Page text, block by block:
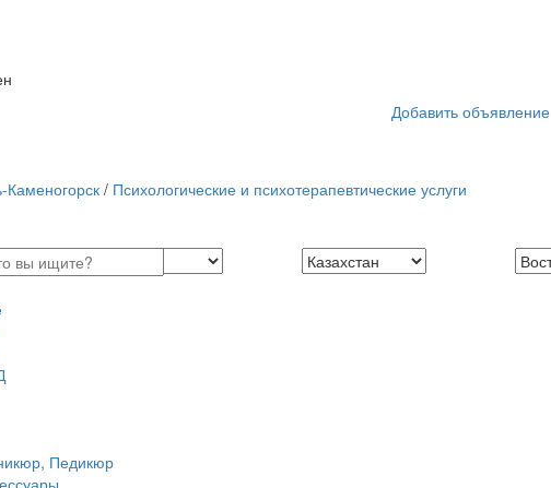
Добавить объявление
Каменогорск/ Психологические и психотерапевтические услуги
Педикюр